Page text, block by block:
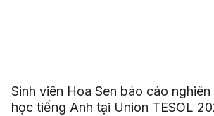
Sinh viên Hoa Sen báo cáo
học tiếng Anh tại Union TESOL